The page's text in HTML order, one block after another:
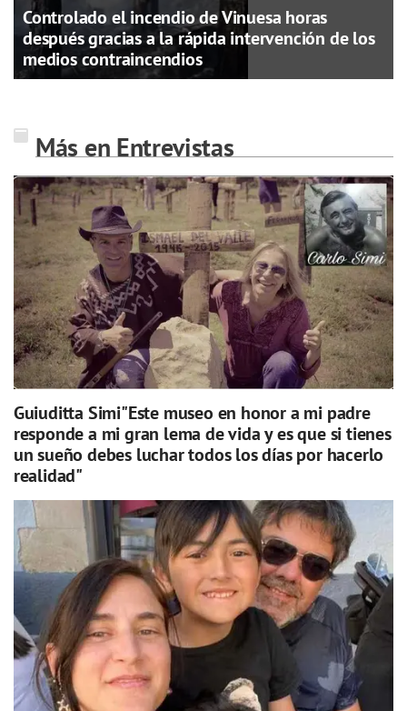
Controlado el incendio de Vinuesa horas
después gracias a la rápida intervención de los
medios contraincendios
Más en Entrevistas
Guiuditta Simi"Este museo en honor a mi padre
responde a mi gran lema de vida y es que si tienes
un sueño debes luchar todos los días por hacerlo
realidad"